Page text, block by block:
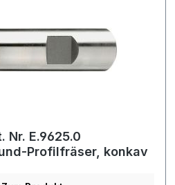
Nr. E.9625.0
Profilfräser, konkav